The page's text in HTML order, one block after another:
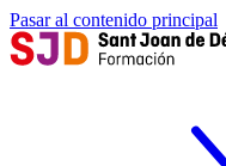
Pasar al contenido principal